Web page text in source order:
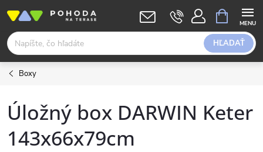
obsah
HĽADAŤ
KOŠÍK
Boxy
Úložný box DARWIN Keter
143x66x79cm